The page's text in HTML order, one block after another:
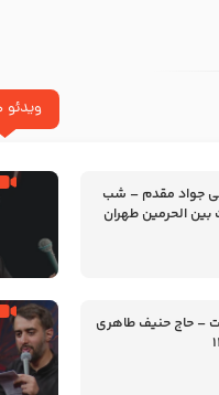
ویدئو
جواد مقدم – شب
– حاج حنیف طاهری